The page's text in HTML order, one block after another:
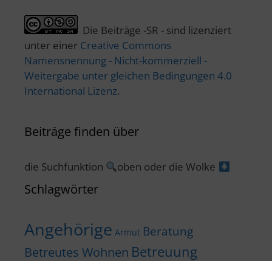
Die Beiträge -SR - sind lizenziert
unter einer Creative Commons
Namensnennung - Nicht-kommerziell -
Weitergabe unter gleichen Bedingungen 4.0
International Lizenz.
Beiträge finden über
die Suchfunktion oben oder die Wolke
Schlagwörter
Angehörige Armut Beratung
Betreutes Wohnen Betreuung